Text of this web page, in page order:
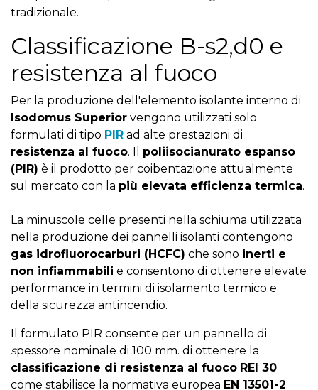
tradizionale.
Classificazione B-s2,d0 e
resistenza al fuoco
Per la produzione dell'elemento isolante interno di
Isodomus Superior vengono utilizzati solo
formulati di tipo PIR ad alte prestazioni di
resistenza al fuoco. Il poliisocianurato espanso
(PIR) è il prodotto per coibentazione attualmente
sul mercato con la più elevata efficienza termica.
La minuscole celle presenti nella schiuma utilizzata
nella produzione dei pannelli isolanti contengono
gas idrofluorocarburi (HCFC) che sono inerti e
non infiammabili e consentono di ottenere elevate
performance in termini di isolamento termico e
della sicurezza antincendio.
Il formulato PIR consente per un pannello di
spessore nominale di 100 mm. di ottenere la
classificazione di resistenza al fuoco REI 30
come stabilisce la normativa europea EN 13501-2.